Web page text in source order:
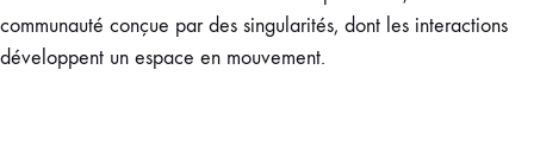
communauté conçue par des singularités, dont les interactions
développent un espace en mouvement.